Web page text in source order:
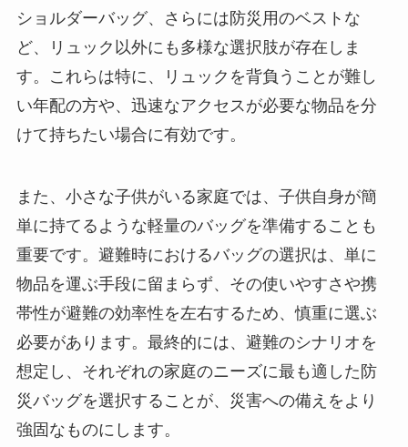
ショルダーバッグ、さらには防災用のベストな
ど、リュック以外にも多様な選択肢が存在しま
す。これらは特に、リュックを背負うことが難し
い年配の方や、迅速なアクセスが必要な物品を分
けて持ちたい場合に有効です。
また、小さな子供がいる家庭では、子供自身が簡
単に持てるような軽量のバッグを準備することも
重要です。避難時におけるバッグの選択は、単に
物品を運ぶ手段に留まらず、その使いやすさや携
帯性が避難の効率性を左右するため、慎重に選ぶ
必要があります。最終的には、避難のシナリオを
想定し、それぞれの家庭のニーズに最も適した防
災バッグを選択することが、災害への備えをより
強固なものにします。